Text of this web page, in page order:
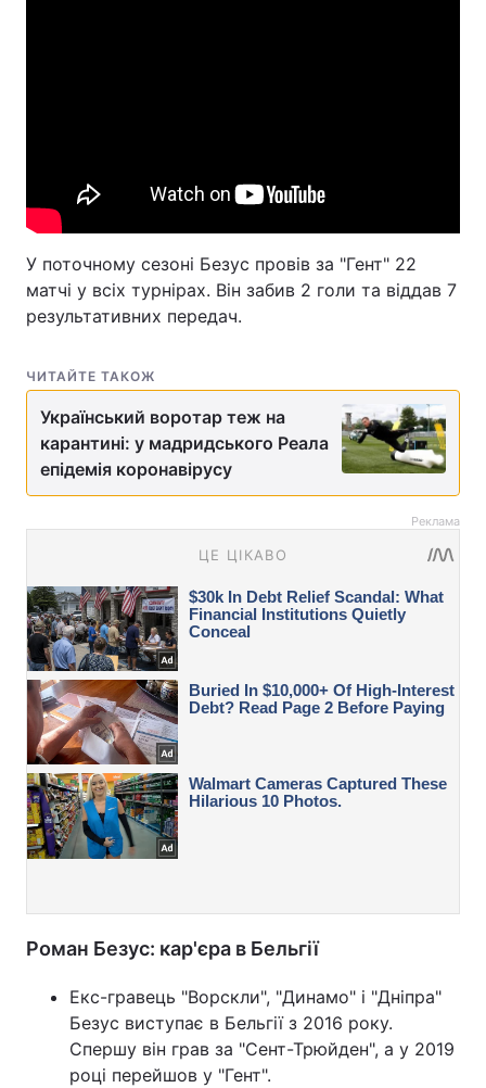
У поточному сезоні Безус провів за "Гент" 22
матчі у всіх турнірах. Він забив 2 голи та віддав 7
результативних передач.
ЧИТАЙТЕ ТАКОЖ
Український воротар теж на
карантині: у мадридського Реала
епідемія коронавірусу
Реклама
Роман Безус: кар'єра в Бельгії
Екс-гравець "Ворскли", "Динамо" і "Дніпра"
Безус виступає в Бельгії з 2016 року.
Спершу він грав за "Сент-Трюйден", а у 2019
році перейшов у "Гент".